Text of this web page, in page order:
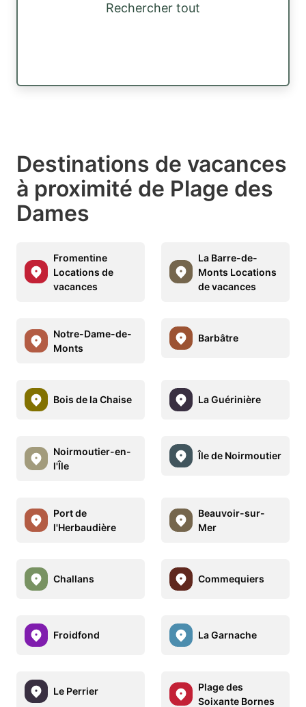
Rechercher tout
Destinations de vacances
à proximité de Plage des
Dames
Fromentine
Locations de
vacances
La Barre-de-
Monts Locations
de vacances
Notre-Dame-de-
Monts
Barbâtre
Bois de la Chaise La Guérinière
Noirmoutier-en-
l'Île
Île de Noirmoutier
Port de
l'Herbaudière
Beauvoir-sur-
Mer
Challans Commequiers
Froidfond La Garnache
Le Perrier
Plage des
Soixante Bornes